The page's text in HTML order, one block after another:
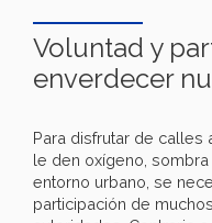
Voluntad y
enverdecer
Para disfrutar de
le den oxígeno,
entorno urbano, se
participación de